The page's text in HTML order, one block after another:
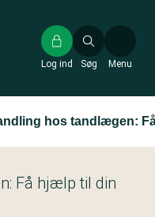
Søg
Log ind Menu
hos tandlægen:
Få hjælp til din